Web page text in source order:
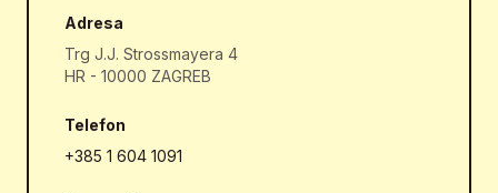
Adresa
Trg J.J. Strossmayera 4
HR - 10000 ZAGREB
Telefon
+385 1 604 1091